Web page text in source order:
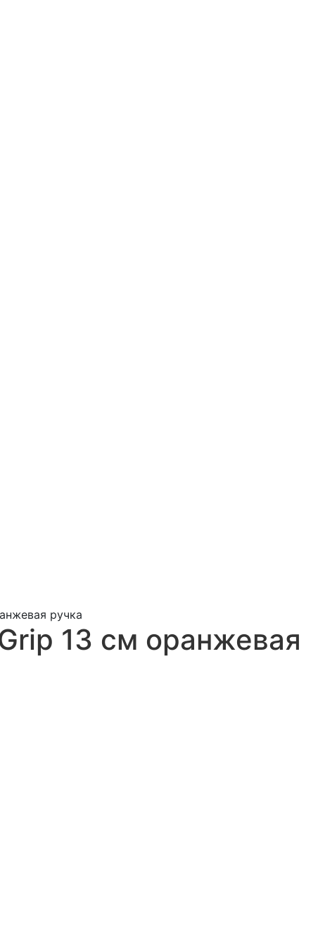
ручка
13 см оранжевая